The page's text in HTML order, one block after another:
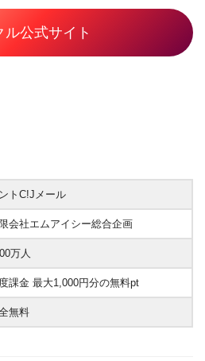
ル公式サイト
トC!Jメール
会社エムアイシー総合企画
万人
課金 最大1,000円分の無料pt
無料